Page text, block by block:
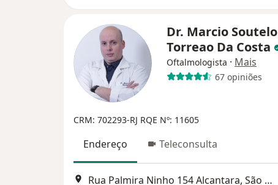
Dr. Marcio Soutelo
Torreao Da Costa
Oftalmologista · Mais
67 opiniões
CRM: 702293-RJ RQE Nº: 11605
Endereço Teleconsulta
Rua Palmira Ninho 154 Alcantara, São Gonçalo